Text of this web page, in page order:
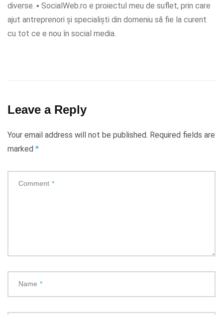
diverse. ▪ SocialWeb.ro e proiectul meu de suflet, prin care
ajut antreprenori și specialiști din domeniu să fie la curent
cu tot ce e nou în social media.
Leave a Reply
Your email address will not be published. Required fields are
marked *
Comment *
Name *